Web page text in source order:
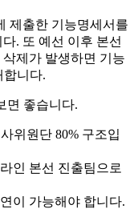
제출한 기능명세서를
. 또 예선 이후 본선
제가 발생하면 기능
합니다.
면 좋습니다.
위원단 80% 구조입
인 본선 진출팀으로
이 가능해야 합니다.